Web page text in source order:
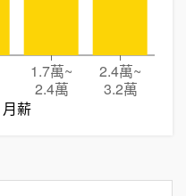
1.7萬~
2.4萬
2.4萬~
3.2萬
月薪